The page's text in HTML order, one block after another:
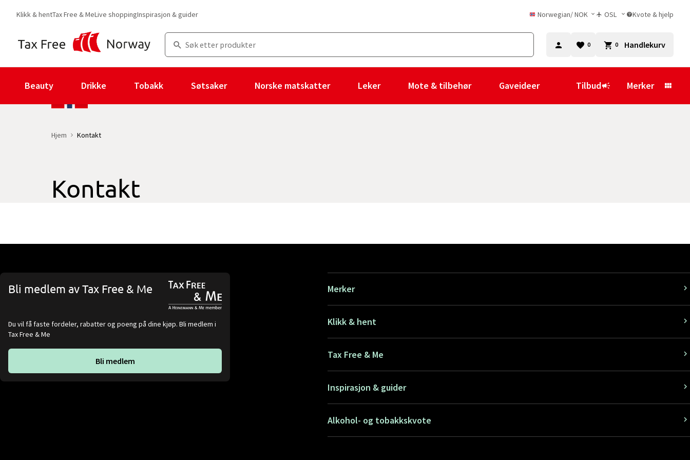
Klikk & hentTax Free & MeLive shoppingInspirasjon & guider Norwegian/NOK OSL Kvote & hjelp
0 0 Handlekurv
Beauty Drikke Tobakk Søtsaker Norske matskatter Leker Mote & tilbehør Gaveideer Tilbud Merker
Hjem Kontakt
Kontakt
Bli medlem av Tax Free & Me
Du vil få faste fordeler, rabatter og poeng på dine kjøp. Bli medlem i
Tax Free & Me
Bli medlem
Merker
Klikk & hent
Tax Free & Me
Inspirasjon & guider
Alkohol- og tobakkskvote